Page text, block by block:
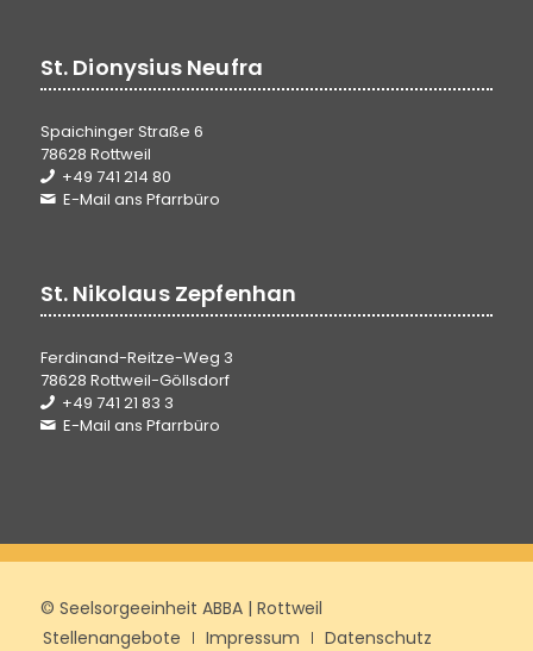
St. Dionysius Neufra
Spaichinger Straße 6
78628 Rottweil
+49 741 214 80
E-Mail ans Pfarrbüro
St. Nikolaus Zepfenhan
Ferdinand-Reitze-Weg 3
78628 Rottweil-Göllsdorf
+49 741 21 83 3
E-Mail ans Pfarrbüro
© Seelsorgeeinheit ABBA | Rottweil
Stellenangebote
Impressum Datenschutz